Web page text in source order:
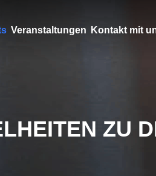
Veranstaltungen Kontakt mit
ZU